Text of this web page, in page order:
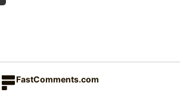
FastComments.com